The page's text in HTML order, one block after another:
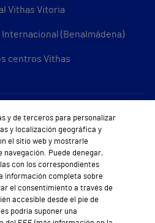
Vithas Vitoria
(Benalmádena)
centros Vithas
Vithas
somos
en Vithas
Cita Médica
al Cliente
y de terceros para personalizar
y localización geográfica y
el sitio web y mostrarle
navegación. Puede denegar,
con los correspondientes
información completa sobre
el consentimiento a través de
accesible desde el pie de
podría suponer una